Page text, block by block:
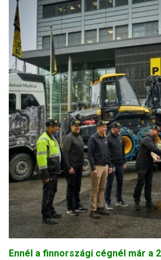
Ennél a finnországi cégnél már a